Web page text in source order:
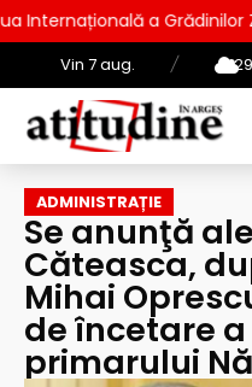
Vin 7 aug. /
a Grădinilor Zoologice
ADMINISTRAȚIE
Se anunţă
Căteasca,
Mihai
de încetare
primarului